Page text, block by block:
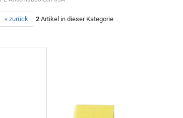
« zurück 2 Artikel in dieser Kategorie